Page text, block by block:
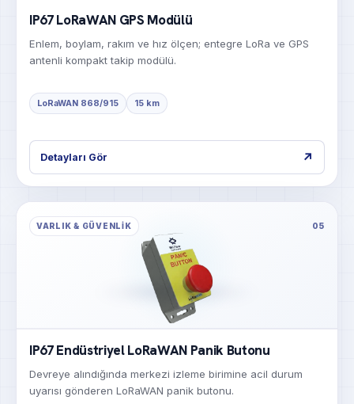
IP67 LoRaWAN GPS Modülü
Enlem, boylam, rakım ve hız ölçen; entegre LoRa ve GPS
antenli kompakt takip modülü.
LoRaWAN 868/915 15 km
Detayları Gör ↗
VARLIK & GÜVENLIK 05
IP67 Endüstriyel LoRaWAN Panik Butonu
Devreye alındığında merkezi izleme birimine acil durum
uyarısı gönderen LoRaWAN panik butonu.